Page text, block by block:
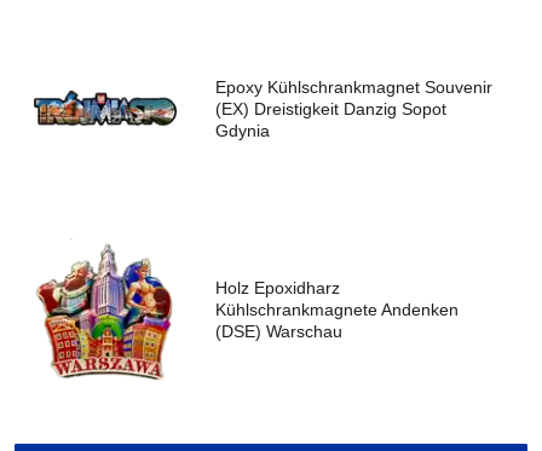
Epoxy Kühlschrankmagnet Souvenir
(EX) Dreistigkeit Danzig Sopot
Gdynia
Holz Epoxidharz
Kühlschrankmagnete Andenken
(DSE) Warschau